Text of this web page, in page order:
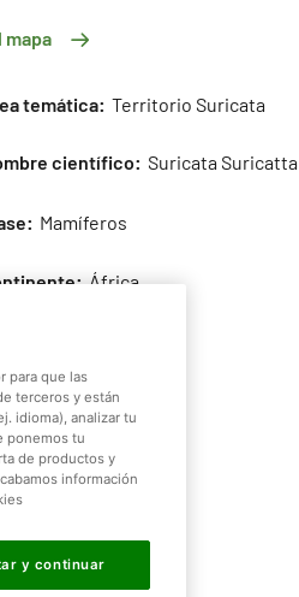
mapa
temática: Territorio Suricata
científico: Suricata Suricatta
Mamíferos
África
Carnívoro
720-800 g
para que las
terceros y están
idioma), analizar tu
ponemos tu
de productos y
información
y continuar